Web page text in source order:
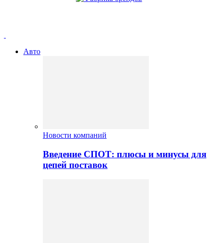
Авто
Новости компаний
Введение СПОТ: плюсы и минусы для
цепей поставок